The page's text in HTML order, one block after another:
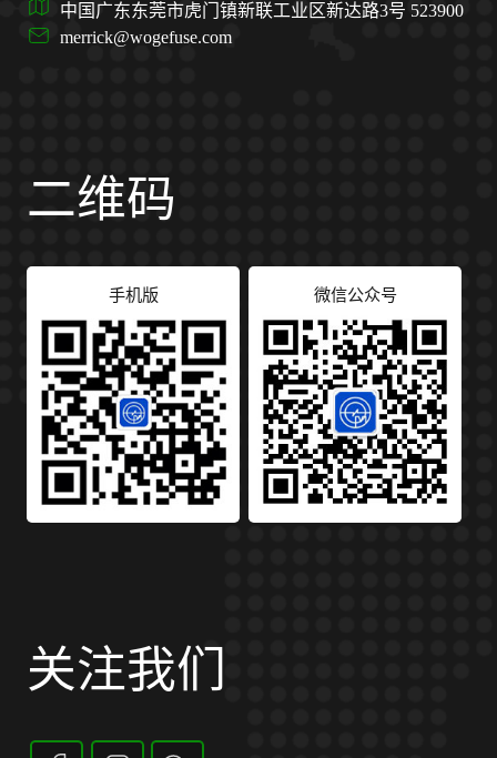
中国广东东莞市虎门镇新联工业区新达路3号 523900
merrick@wogefuse.com
二维码
手机版 微信公众号
关注我们